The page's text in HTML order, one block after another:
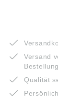
Versand
Qualität